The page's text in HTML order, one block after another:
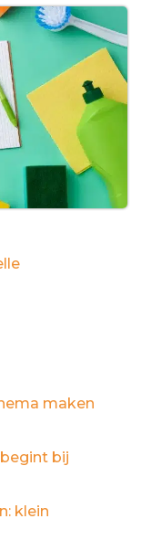
maken
bij
klein